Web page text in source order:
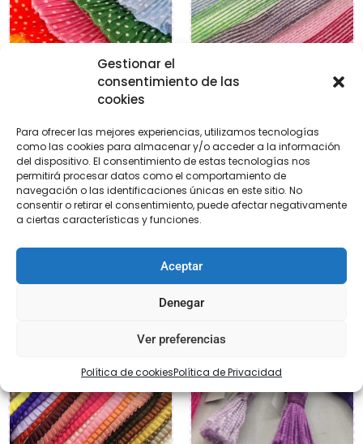
Gestionar el
consentimiento de las
cookies
Para ofrecer las mejores experiencias, utilizamos tecnologías
como las cookies para almacenar y/o acceder a la información
del dispositivo. El consentimiento de estas tecnologías nos
permitirá procesar datos como el comportamiento de
navegación o las identificaciones únicas en este sitio. No
consentir o retirar el consentimiento, puede afectar negativamente
a ciertas características y funciones.
Aceptar
Denegar
Ver preferencias
Política de cookiesPolítica de Privacidad
Plisados lunares
€2,95 €1,50
Seleccionar
Cintas de yute
€1,50 - €2,50
Seleccionar
¡Oferta!